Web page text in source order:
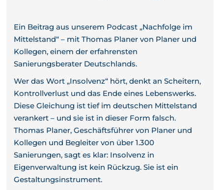
Ein Beitrag aus unserem Podcast „Nachfolge im
Mittelstand“ – mit Thomas Planer von Planer und
Kollegen, einem der erfahrensten
Sanierungsberater Deutschlands.
Wer das Wort „Insolvenz“ hört, denkt an Scheitern,
Kontrollverlust und das Ende eines Lebenswerks.
Diese Gleichung ist tief im deutschen Mittelstand
verankert – und sie ist in dieser Form falsch.
Thomas Planer, Geschäftsführer von Planer und
Kollegen und Begleiter von über 1.300
Sanierungen, sagt es klar: Insolvenz in
Eigenverwaltung ist kein Rückzug. Sie ist ein
Gestaltungsinstrument.